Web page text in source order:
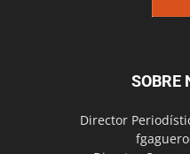
SOBRE
Director